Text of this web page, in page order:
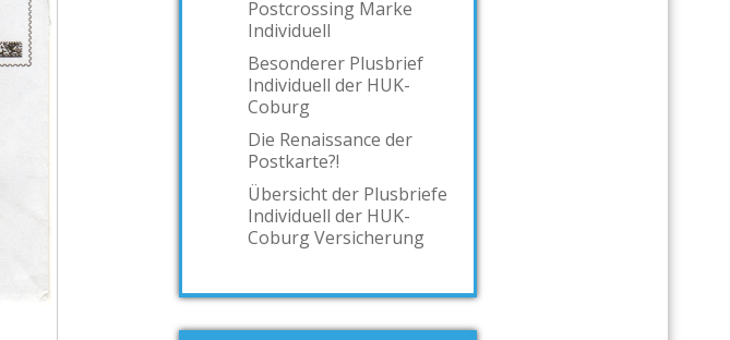
Postcrossing Marke
Individuell
Besonderer Plusbrief
Individuell der HUK-
Coburg
Die Renaissance der
Postkarte?!
Übersicht der Plusbriefe
Individuell der HUK-
Coburg Versicherung